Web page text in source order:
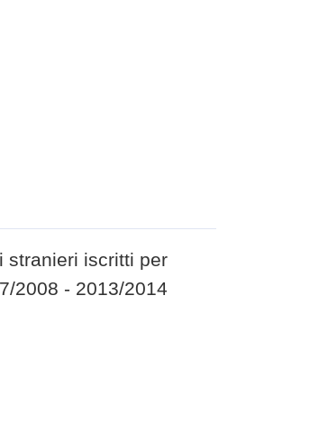
stranieri iscritti per
2008 - 2013/2014